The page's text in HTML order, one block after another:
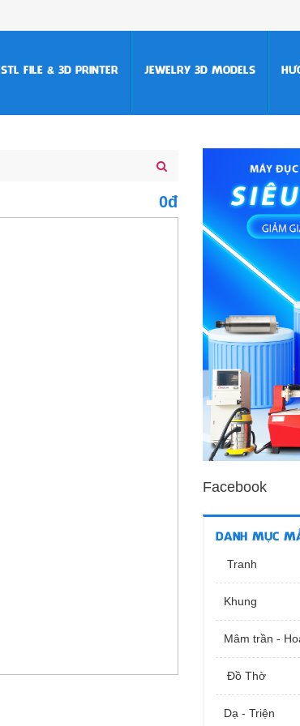
STL FILE & 3D PRINTER JEWELRY 3D MODELS
0đ
Facebook
DANH MỤC
Tranh
Khung
Mâm trần -
Đồ Thờ
Dạ - Triện